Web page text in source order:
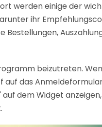
werden einige der
ihr
Bestellungen,
beizutreten.
das
dem Widget